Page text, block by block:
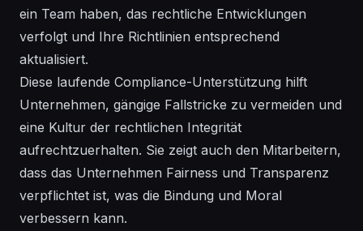
ein Team haben, das rechtliche Entwicklungen
verfolgt und Ihre Richtlinien entsprechend
aktualisiert.
Diese laufende Compliance-Unterstützung hilft
Unternehmen, gängige Fallstricke zu vermeiden und
eine Kultur der rechtlichen Integrität
aufrechtzuerhalten. Sie zeigt auch den Mitarbeitern,
dass das Unternehmen Fairness und Transparenz
verpflichtet ist, was die Bindung und Moral
verbessern kann.